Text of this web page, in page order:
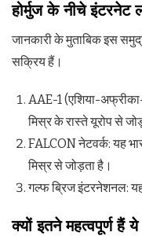
होर्मुज के नीचे इंटरनेट
जानकारी के मुताबिक इस
सक्रिय हैं।
AAE-1 (एशिया-अफ्रीका-
मिस्र के रास्ते यूरोप से
FALCON नेटवर्क: यह
मिस्र से जोड़ता है।
गल्फ ब्रिज इंटरनेशनल:
क्यों इतने महत्वपूर्ण हैं